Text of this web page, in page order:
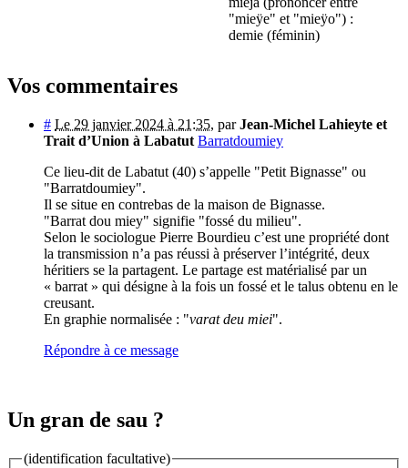
"mieÿe" et "mieÿo") :
demie (féminin)
Vos commentaires
# Le 29 janvier 2024 à 21:35, parJean-Michel Lahieyte et
Trait d’Union à Labatut Barratdoumiey
Ce lieu-dit de Labatut (40) s’appelle "Petit Bignasse" ou
"Barratdoumiey".
Il se situe en contrebas de la maison de Bignasse.
"Barrat dou miey" signifie "fossé du milieu".
Selon le sociologue Pierre Bourdieu c’est une propriété dont
la transmission n’a pas réussi à préserver l’intégrité, deux
héritiers se la partagent. Le partage est matérialisé par un
« barrat » qui désigne à la fois un fossé et le talus obtenu en le
creusant.
En graphie normalisée : "varat deu miei".
Répondre à ce message
Un gran de sau ?
(identification facultative)